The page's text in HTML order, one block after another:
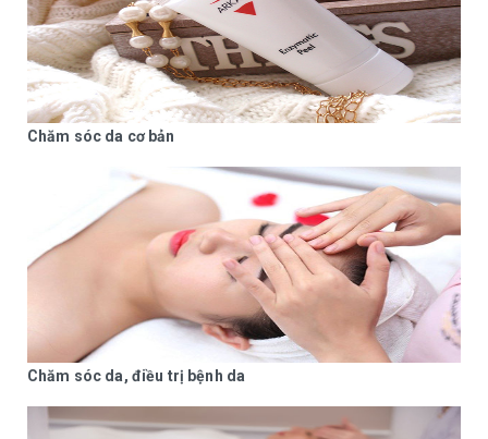
Bệnh dầy sừng nang lông
Bệnh thủy đậu
Bệnh Zona
Bệnh viêm da thần kinh
Bệnh sẹo lõm
Bệnh hạt cơm (Mụn cóc)
LASER THẨM MỸ
Chăm sóc da cơ bản
Chăm sóc da, điều trị bệnh da